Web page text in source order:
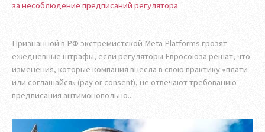
за несоблюдение предписаний регулятора
Признанной в РФ экстремистской Meta Platforms грозят
ежедневные штрафы, если регуляторы Евросоюза решат, что
изменения, которые компания внесла в свою практику «плати
или соглашайся» (pay or consent), не отвечают требованию
предписания антимонопольно...